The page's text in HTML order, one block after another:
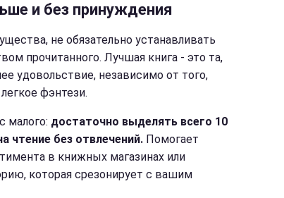
и без принуждения
не обязательно устанавливать
прочитанного. Лучшая книга - это та,
удовольствие, независимо от того,
фэнтези.
малого: достаточно выделять всего 10
чтение без отвлечений. Помогает
в книжных магазинах или
которая срезонирует с вашим